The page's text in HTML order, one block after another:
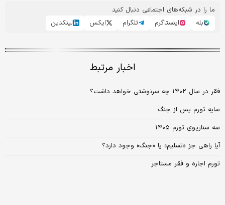
ما را در شبکه‌های اجتماعی دنبال کنید
بله
اینستاگرم تلگرام ایکس لینکدین
اخبار مرتبط
فقر در سال ۱۴۰۲ چه سرنوشتی خواهد داشت؟
سایه تورم پس از جنگ
سه سناریوی تورم ۱۴۰۵
آیا راهی جز «تسلیم» یا «جنگ» وجود دارد؟
تورم اجاره و فقر مستاجر